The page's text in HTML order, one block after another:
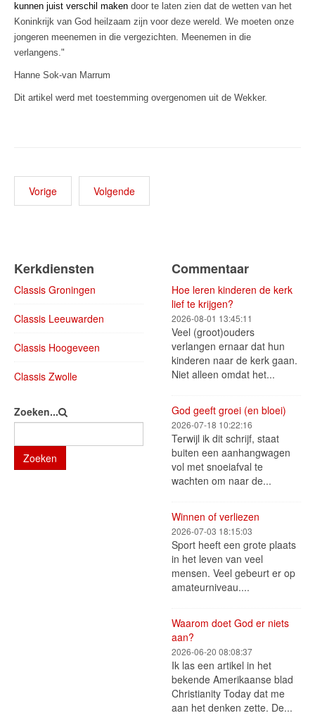
kunnen juist verschil maken door te laten zien dat de wetten van het
Koninkrijk van God heilzaam zijn voor deze wereld. We moeten onze
jongeren meenemen in die vergezichten. Meenemen in die
verlangens."
Hanne Sok-van Marrum
Dit artikel werd met toestemming overgenomen uit de Wekker.
Vorige Volgende
Kerkdiensten
Classis Groningen
Classis Leeuwarden
Classis Hoogeveen
Classis Zwolle
Zoeken...
Zoeken
Commentaar
Hoe leren kinderen de kerk
lief te krijgen?
2026-08-01 13:45:11
Veel (groot)ouders
verlangen ernaar dat hun
kinderen naar de kerk gaan.
Niet alleen omdat het...
God geeft groei (en bloei)
2026-07-18 10:22:16
Terwijl ik dit schrijf, staat
buiten een aanhangwagen
vol met snoeiafval te
wachten om naar de...
Winnen of verliezen
2026-07-03 18:15:03
Sport heeft een grote plaats
in het leven van veel
mensen. Veel gebeurt er op
amateurniveau....
Waarom doet God er niets
aan?
2026-06-20 08:08:37
Ik las een artikel in het
bekende Amerikaanse blad
Christianity Today dat me
aan het denken zette. De...